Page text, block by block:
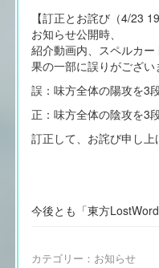
【訂正とお詫び（4/23
お知らせ公開時、
紹介動画内、スペルカ
果の一部に誤りがござい
誤：味方全体の陽攻を3
正：味方全体の陰攻を3
訂正して、お詫び申し上
今後とも「東方
カテゴリー： お知らせ